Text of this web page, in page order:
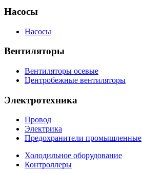
Насосы
Насосы
Вентиляторы
Вентиляторы осевые
Центробежные вентиляторы
Электротехника
Провод
Электрика
Предохранители промышленные
Холодильное оборудование
Контроллеры